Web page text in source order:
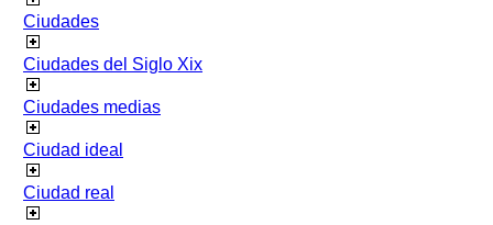
Ciudades
Ciudades del Siglo Xix
Ciudades medias
Ciudad ideal
Ciudad real